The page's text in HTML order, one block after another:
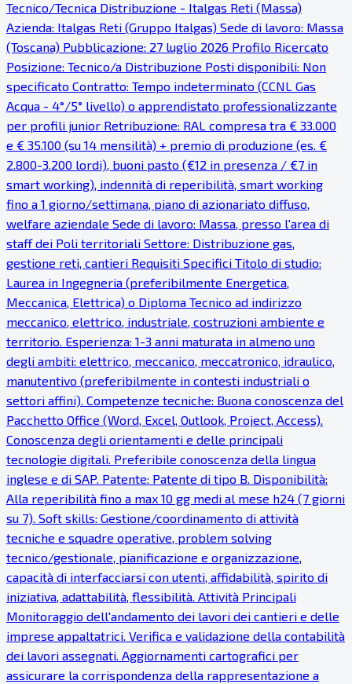
Tecnico/Tecnica Distribuzione - Italgas Reti (Massa)
Azienda: Italgas Reti (Gruppo Italgas) Sede di lavoro: Massa
(Toscana) Pubblicazione: 27 luglio 2026 Profilo Ricercato
Posizione: Tecnico/a Distribuzione Posti disponibili: Non
specificato Contratto: Tempo indeterminato (CCNL Gas
Acqua - 4°/5° livello) o apprendistato professionalizzante
per profili junior Retribuzione: RAL compresa tra € 33.000
e € 35.100 (su 14 mensilità) + premio di produzione (es. €
2.800-3.200 lordi), buoni pasto (€12 in presenza / €7 in
smart working), indennità di reperibilità, smart working
fino a 1 giorno/settimana, piano di azionariato diffuso,
welfare aziendale Sede di lavoro: Massa, presso l'area di
staff dei Poli territoriali Settore: Distribuzione gas,
gestione reti, cantieri Requisiti Specifici Titolo di studio:
Laurea in Ingegneria (preferibilmente Energetica,
Meccanica, Elettrica) o Diploma Tecnico ad indirizzo
meccanico, elettrico, industriale, costruzioni ambiente e
territorio. Esperienza: 1-3 anni maturata in almeno uno
degli ambiti: elettrico, meccanico, meccatronico, idraulico,
manutentivo (preferibilmente in contesti industriali o
settori affini). Competenze tecniche: Buona conoscenza del
Pacchetto Office (Word, Excel, Outlook, Project, Access).
Conoscenza degli orientamenti e delle principali
tecnologie digitali. Preferibile conoscenza della lingua
inglese e di SAP. Patente: Patente di tipo B. Disponibilità:
Alla reperibilità fino a max 10 gg medi al mese h24 (7 giorni
su 7). Soft skills: Gestione/coordinamento di attività
tecniche e squadre operative, problem solving
tecnico/gestionale, pianificazione e organizzazione,
capacità di interfacciarsi con utenti, affidabilità, spirito di
iniziativa, adattabilità, flessibilità. Attività Principali
Monitoraggio dell'andamento dei lavori dei cantieri e delle
imprese appaltatrici. Verifica e validazione della contabilità
dei lavori assegnati. Aggiornamenti cartografici per
assicurare la corrispondenza della rappresentazione a